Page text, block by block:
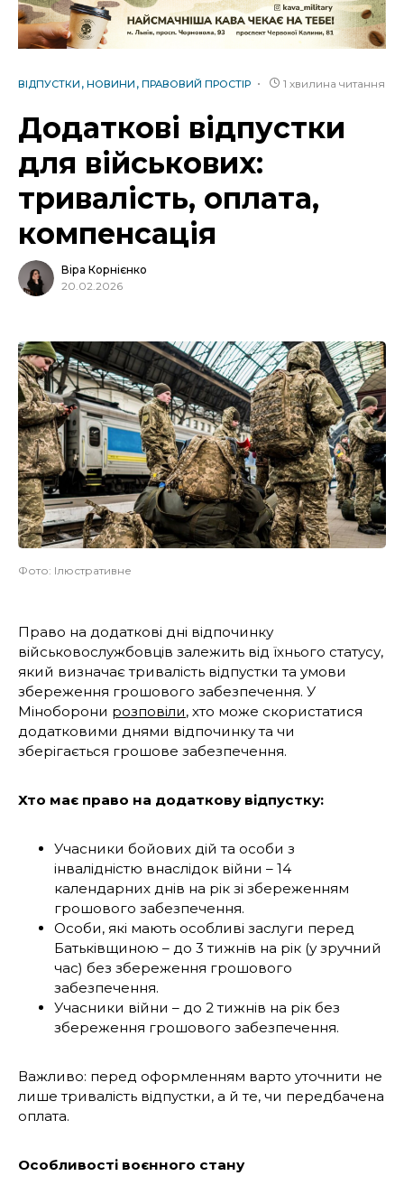
ВІДПУСТКИ НОВИНИ ПРАВОВИЙ ПРОСТІР 1 хвилина читання
Додаткові відпустки
для військових:
тривалість, оплата,
компенсація
Віра Корнієнко
20.02.2026
Фото: Ілюстративне
Право на додаткові дні відпочинку
військовослужбовців залежить від їхнього статусу,
який визначає тривалість відпустки та умови
збереження грошового забезпечення. У
Міноборони розповіли, хто може скористатися
додатковими днями відпочинку та чи
зберігається грошове забезпечення.
Хто має право на додаткову відпустку:
Учасники бойових дій та особи з
інвалідністю внаслідок війни – 14
календарних днів на рік зі збереженням
грошового забезпечення.
Особи, які мають особливі заслуги перед
Батьківщиною – до 3 тижнів на рік (у зручний
час) без збереження грошового
забезпечення.
Учасники війни – до 2 тижнів на рік без
збереження грошового забезпечення.
Важливо: перед оформленням варто уточнити не
лише тривалість відпустки, а й те, чи передбачена
оплата.
Особливості воєнного стану